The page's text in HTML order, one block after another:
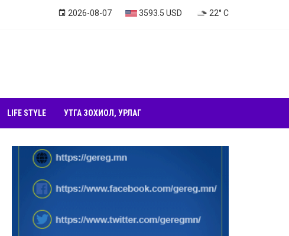
2026-08-07 3593.5 USD 22° C
LIFE STYLE УТГА ЗОХИОЛ, УРЛАГ